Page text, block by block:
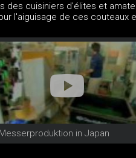
des cuisiniers d'élites et
l'aiguisage de ces couteaux
Messerproduktion in Japan